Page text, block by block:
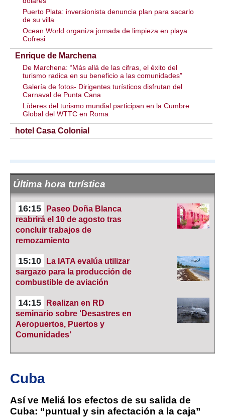
Puerto Plata: inversionista denuncia plan para sacarlo
de su villa
Ocean World organiza jornada de limpieza en playa
Cofresi
Enrique de Marchena
De Marchena: “Más allá de las cifras, el éxito del
turismo radica en su beneficio a las comunidades”
Galería de fotos- Dirigentes turísticos disfrutan del
Carnaval de Punta Cana
Líderes del turismo mundial participan en la Cumbre
Global del WTTC en Roma
hotel Casa Colonial
Última hora turística
16:15
Paseo Doña Blanca
reabrirá el 10 de agosto tras
concluir trabajos de
remozamiento
15:10
La IATA evalúa utilizar
sargazo para la producción de
combustible de aviación
14:15
Realizan en RD
seminario sobre ‘Desastres en
Aeropuertos, Puertos y
Comunidades’
Cuba
Así ve Meliá los efectos de su salida de
Cuba: “puntual y sin afectación a la caja”